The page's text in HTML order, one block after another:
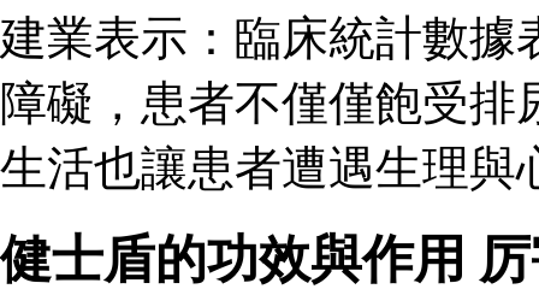
建業表示：臨床統計數據
障礙，患者不僅僅飽受
生活也讓患者遭遇生理與
健士盾的功效與作用